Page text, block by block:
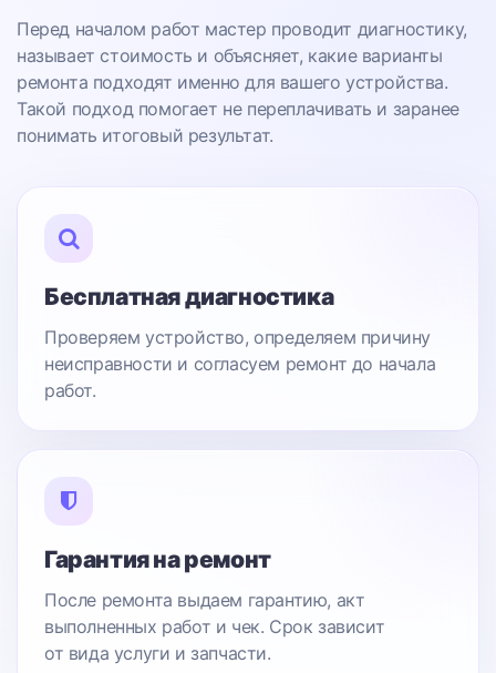
Перед началом работ мастер проводит диагностику,
называет стоимость и объясняет, какие варианты
ремонта подходят именно для вашего устройства.
Такой подход помогает не переплачивать и заранее
понимать итоговый результат.
Бесплатная диагностика
Проверяем устройство, определяем причину
неисправности и согласуем ремонт до начала
работ.
Гарантия на ремонт
После ремонта выдаем гарантию, акт
выполненных работ и чек. Срок зависит
от вида услуги и запчасти.